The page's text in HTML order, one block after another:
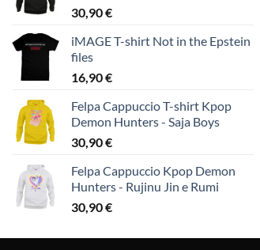
30,90€
iMAGE T-shirt Not in the Epstein
files
16,90€
Felpa Cappuccio T-shirt Kpop
Demon Hunters - Saja Boys
30,90€
Felpa Cappuccio Kpop Demon
Hunters - Rujinu Jin e Rumi
30,90€